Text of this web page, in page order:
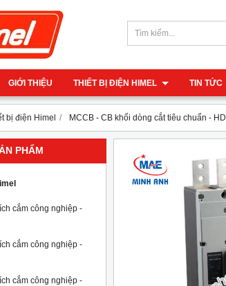
GIỚI THIỆU THIẾT BỊ ĐIỆN HIMEL TIN TỨC
bị điện Himel MCCB - CB khối dòng cắt tiêu chuẩn -
PHẨM
cắm công nghiệp -
cắm công nghiệp -
cắm công nghiệp -